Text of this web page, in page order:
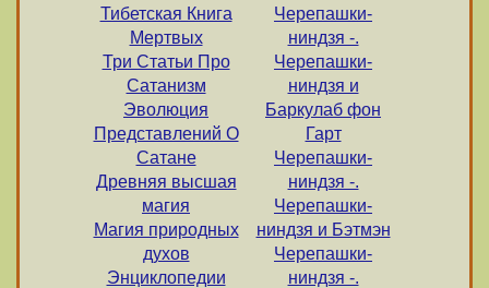
Тибетская Книга
Мертвых
Три Статьи Про
Сатанизм
Эволюция
Представлений О
Сатане
Древняя высшая
магия
Магия природных
духов
Энциклопедии
Черепашки-
ниндзя -.
Черепашки-
ниндзя и
Баркулаб фон
Гарт
Черепашки-
ниндзя -.
Черепашки-
ниндзя и Бэтмэн
Черепашки-
ниндзя -.